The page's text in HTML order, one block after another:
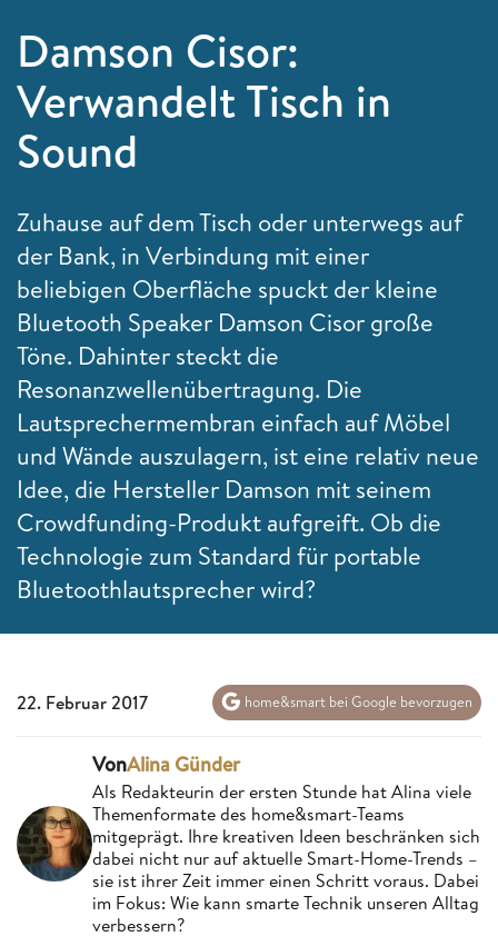
Damson Cisor:
Verwandelt Tisch in
Sound
Zuhause auf dem Tisch oder unterwegs auf
der Bank, in Verbindung mit einer
beliebigen Oberfläche spuckt der kleine
Bluetooth Speaker Damson Cisor große
Töne. Dahinter steckt die
Resonanzwellenübertragung. Die
Lautsprechermembran einfach auf Möbel
und Wände auszulagern, ist eine relativ neue
Idee, die Hersteller Damson mit seinem
Crowdfunding-Produkt aufgreift. Ob die
Technologie zum Standard für portable
Bluetoothlautsprecher wird?
22. Februar 2017 home&smart bei Google bevorzugen
VonAlina Günder
Als Redakteurin der ersten Stunde hat Alina viele
Themenformate des home&smart-Teams
mitgeprägt. Ihre kreativen Ideen beschränken sich
dabei nicht nur auf aktuelle Smart-Home-Trends –
sie ist ihrer Zeit immer einen Schritt voraus. Dabei
im Fokus: Wie kann smarte Technik unseren Alltag
verbessern?